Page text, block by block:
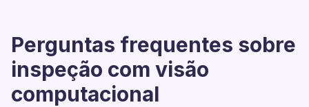
Perguntas frequentes sobre
inspeção com visão
computacional